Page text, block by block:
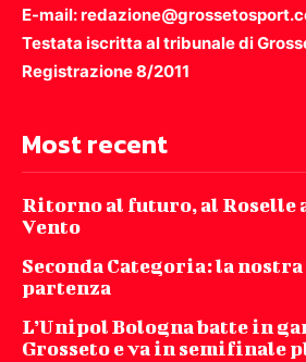
E-mail:
Testata iscritta al tribunale di
Registrazione 8/2011
Most recent
Ritorno al futuro, al Roselle
Vento
Seconda Categoria: la
partenza
L’Unipol Bologna batte in
Grosseto e va in semifinale